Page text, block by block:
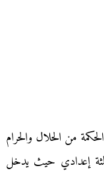
من الحلال والحرام
إعدادي حيث يدخل